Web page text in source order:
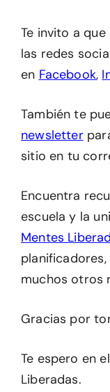
Te invito a
las redes
en Facebook,
También te
newsletter
sitio en tu
Encuentra
escuela y la
Mentes
muchos otros
Gracias por
Te espero en
Liberadas.